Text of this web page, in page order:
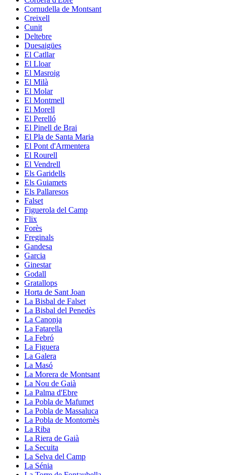
Cornudella de Montsant
Creixell
Cunit
Deltebre
Duesaigües
El Catllar
El Lloar
El Masroig
El Milà
El Molar
El Montmell
El Morell
El Perelló
El Pinell de Brai
El Pla de Santa Maria
El Pont d'Armentera
El Rourell
El Vendrell
Els Garidells
Els Guiamets
Els Pallaresos
Falset
Figuerola del Camp
Flix
Forès
Freginals
Gandesa
Garcia
Ginestar
Godall
Gratallops
Horta de Sant Joan
La Bisbal de Falset
La Bisbal del Penedès
La Canonja
La Fatarella
La Febró
La Figuera
La Galera
La Masó
La Morera de Montsant
La Nou de Gaià
La Palma d'Ebre
La Pobla de Mafumet
La Pobla de Massaluca
La Pobla de Montornès
La Riba
La Riera de Gaià
La Secuita
La Selva del Camp
La Sénia